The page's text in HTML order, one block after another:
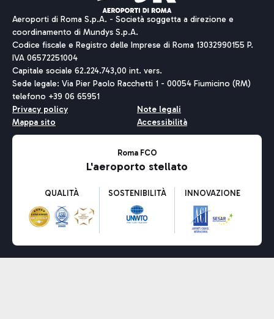
Aeroporti di Roma S.p.A. - Società soggetta a direzione e
coordinamento di Mundys S.p.A.
Codice fiscale e Registro delle Imprese di Roma 13032990155 P.
IVA 06572251004
Capitale sociale 62.224.743,00 int. vers.
Sede legale: Via Pier Paolo Racchetti 1 - 00054 Fiumicino (RM)
telefono +39 06 65951
Privacy policy
Note legali
Mappa sito
Accessibilità
Roma FCO
L'aeroporto stellato
QUALITÀ SOSTENIBILITÀ INNOVAZIONE